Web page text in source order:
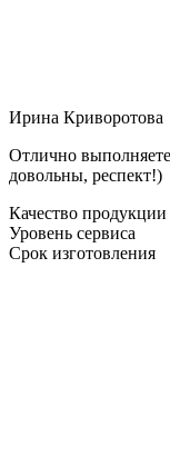
Ирина Криворотова
Отлично
довольны, респект!)
Качество продукции
Уровень сервиса
Срок изготовления